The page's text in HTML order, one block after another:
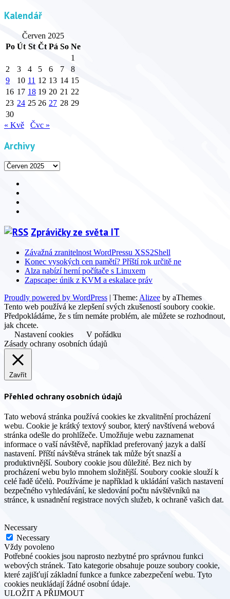
Kalendář
Červen 2025
Po Út St Čt Pá So Ne
1
2
3 4 5 6 7
8
9
10 11 12 13 14 15
16 17 18 19 20 21 22
23 24 25 26 27 28 29
30
« Kvě
Čvc »
Archivy
Archivy
Zprávičky ze světa IT
Závažná zranitelnost WordPressu XSS2Shell
Konec vysokých cen pamětí? Příští rok určitě ne
Alza nabízí herní počítače s Linuxem
Zapscape: únik z KVM a eskalace práv
Proudly powered by WordPress | Theme: Alizee by aThemes
Tento web používá ke zlepšení svých zkušeností soubory cookie.
Předpokládáme, že s tím nemáte problém, ale můžete se rozhodnout,
jak chcete.
Nastavení cookies
V pořádku
Zásady ochrany osobních údajů
Zavřít
Přehled ochrany osobních údajů
Tato webová stránka používá cookies ke zkvalitnění procházení
webu. Cookie je krátký textový soubor, který navštívená webová
stránka odešle do prohlížeče. Umožňuje webu zaznamenat
informace o vaší návštěvě, například preferovaný jazyk a další
nastavení. Příští návštěva stránek tak může být snazší a
produktivnější. Soubory cookie jsou důležité. Bez nich by
procházení webu bylo mnohem složitější. Soubory cookie slouží k
celé řadě účelů. Používáme je například k ukládání vašich nastavení
bezpečného vyhledávání, ke sledování počtu návštěvníků na
stránce, k usnadnění registrace nových služeb, k ochraně vašich dat.
Necessary
Necessary
Vždy povoleno
Potřebné cookies jsou naprosto nezbytné pro správnou funkci
webových stránek. Tato kategorie obsahuje pouze soubory cookie,
které zajišťují základní funkce a funkce zabezpečení webu. Tyto
cookies neukládají žádné osobní údaje.
ULOŽIT A PŘIJMOUT